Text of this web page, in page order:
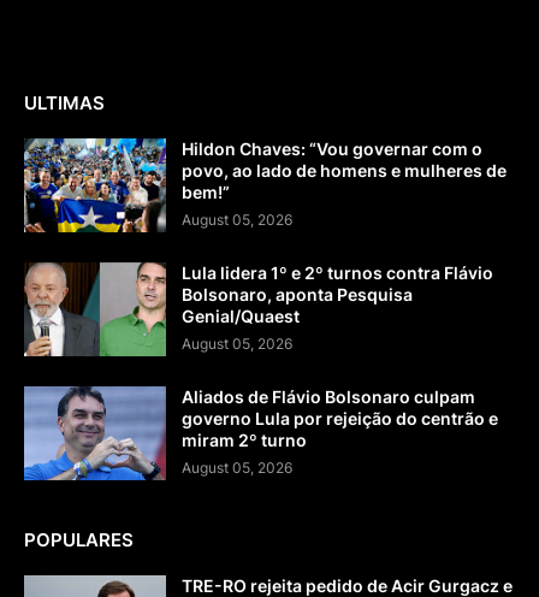
ULTIMAS
Hildon Chaves: “Vou governar com o
povo, ao lado de homens e mulheres de
bem!”
August 05, 2026
Lula lidera 1º e 2º turnos contra Flávio
Bolsonaro, aponta Pesquisa
Genial/Quaest
August 05, 2026
Aliados de Flávio Bolsonaro culpam
governo Lula por rejeição do centrão e
miram 2º turno
August 05, 2026
POPULARES
TRE-RO rejeita pedido de Acir Gurgacz e